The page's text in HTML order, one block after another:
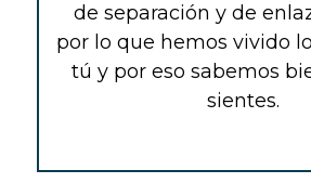
de separación y de
por lo que hemos vivido
tú y por eso sabemos
sientes.